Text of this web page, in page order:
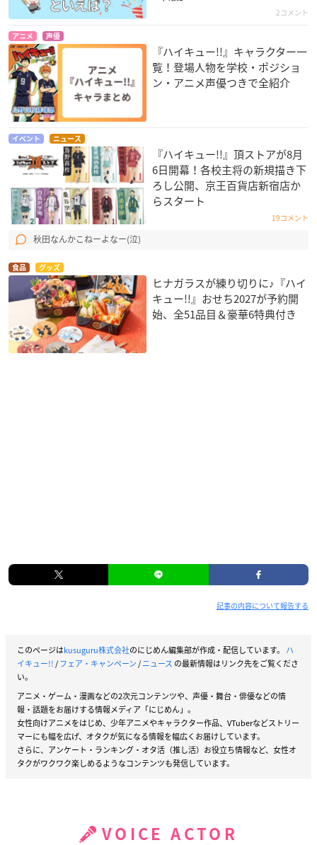
2コメント
アニメ 声優
『ハイキュー!!』キャラクター一
覧！登場人物を学校・ポジショ
ン・アニメ声優つきで全紹介
イベント ニュース
『ハイキュー!!』頂ストアが8月
6日開幕！各校主将の新規描き下
ろし公開、京王百貨店新宿店か
らスタート
19コメント
秋田なんかこねーよなー(泣)
食品 グッズ
ヒナガラスが練り切りに♪『ハイ
キュー!!』おせち2027が予約開
始、全51品目＆豪華6特典付き
記事の内容について報告する
このページはkusuguru株式会社のにじめん編集部が作成・配信しています。 ハ
イキュー!!/フェア・キャンペーン/ニュース の最新情報はリンク先をご覧くださ
い。
アニメ・ゲーム・漫画などの2次元コンテンツや、声優・舞台・俳優などの情
報・話題をお届けする情報メディア「にじめん」。
女性向けアニメをはじめ、少年アニメやキャラクター作品、VTuberなどストリー
マーにも幅を広げ、オタクが気になる情報を幅広くお届けしています。
さらに、アンケート・ランキング・オタ活（推し活）お役立ち情報など、女性オ
タクがワクワク楽しめるようなコンテンツも発信しています。
VOICE ACTOR